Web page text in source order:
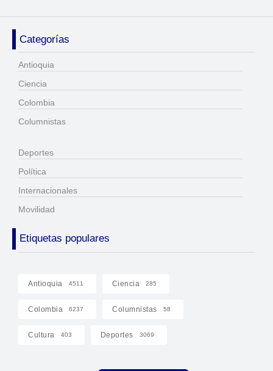
Categorías
Antioquia
Ciencia
Colombia
Columnistas
Deportes
Política
Internacionales
Movilidad
Etiquetas populares
Antioquia 4511 Ciencia 285
Colombia 6237 Columnistas 58
Cultura 403 Deportes 3069